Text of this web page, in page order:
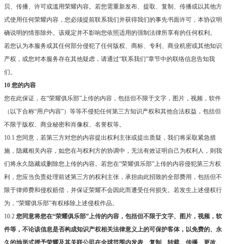
贝、传播、许可或滥用荣耀内容。若您需重新发布、提取、复制、传播或以其他方
式使用任何荣耀内容，您必须提前联系我们并获得我们的事先书面许可，本协议明
确说明的情形除外。该规定并不影响您依照适用的强制法律所享有的任何权利。
若您认为本服务或其任何部分侵犯了任何版权、商标、专利、商业机密或其他知识
产权，或您对本服务存在其他疑虑，请通过“联系我们”章节中的联络信息告知我
们。
10 您的内容
您在此保证，在“荣耀俱乐部”上传的内容，包括但不限于文字，图片，视频，软件
（以下合称“用户内容”）等等不侵犯任何第三方知识产权和其他合法权益，包括但
不限于版权、商业秘密和肖像权、名誉权等。
10.1 您同意，若第三方对您的内容提出权利主张或提出质疑，我们将采取紧急措
施，隐藏相关内容，如您在与权利方的协调中，无法有效证明自己为权利人，则我
们将永久隐藏或删除您上传的内容。若您在“荣耀俱乐部”上传的内容侵犯第三方权
利，您应当负责处理前述第三方的权利主张，承担由此招致的全部费用，包括但不
限于律师费和侵权赔偿，并保证荣耀不会因此而遭受任何损失。若发生上述侵权行
为，“荣耀俱乐部”有权移除上述侵权作品。
10.2 您同意将您在“荣耀俱乐部”上传的内容，包括但不限于文字、图片，视频，软
件等，不论该信息是否构成知识产权相关法律意义上的可保护客体，以免费的、永
久的地形式授予荣耀及其关联公司在全球范围内发表、复制、转载、传播、更改、